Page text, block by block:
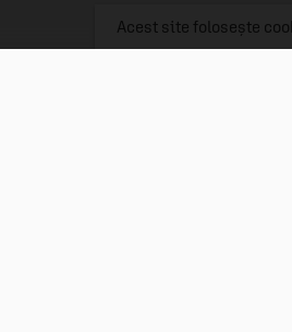
Linkuri utile
Acest site folosește